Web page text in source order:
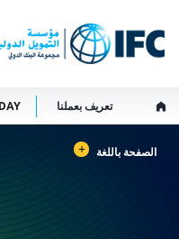
تعريف بعملنا
LANGUAGE TOGGLER
الصفحة باللغة